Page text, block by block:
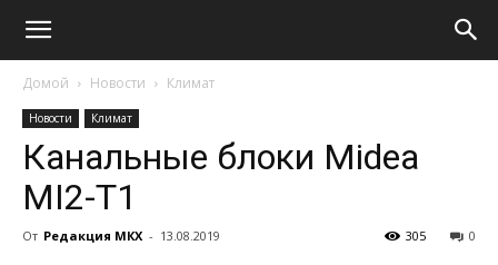
Домой Новости Климат
Новости Климат
Канальные блоки Midea
MI2-T1
От Редакция МКХ - 13.08.2019 0
305